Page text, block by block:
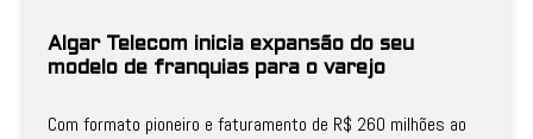
Algar Telecom inicia expansão do seu
modelo de franquias para o varejo
Com formato pioneiro e faturamento de R$ 260 milhões ao